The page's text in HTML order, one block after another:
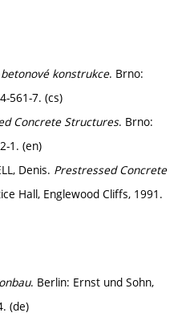
konstrukce. Brno:
561-7. (cs)
Concrete Structures. Brno:
1. (en)
Denis. Prestressed Concrete
Hall, Englewood Cliffs, 1991.
. Berlin: Ernst und Sohn,
(de)